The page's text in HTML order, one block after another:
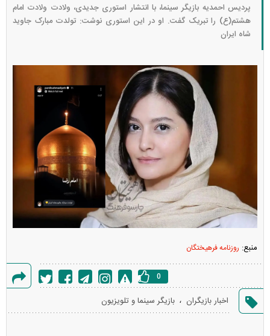
پردیس احمدیه بازیگر سینما، با انتشار استوری جدیدی، ولادت ولادت امام
هشتم(ع) را تبریک گفت. او در این استوری نوشت: تولدت مبارک جاوید
شاه ایران
منبع: روزنامه فرهیختگان
گزارش
خطا
0
اخبار بازیگران ، بازیگر سینما و تلویزیون